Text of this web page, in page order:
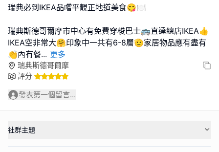
瑞典必到IKEA品嚐平靚正地道美食😋🍽
瑞典斯德哥爾摩市中心有免費穿梭巴士🚌直達總店IKEA👍
IKEA空非常大🤗印象中一共有6-8層🫡家居物品應有盡有
👏內有餐... 更多
瑞典斯德哥爾摩
評分
發表第一個留言...
社群主題